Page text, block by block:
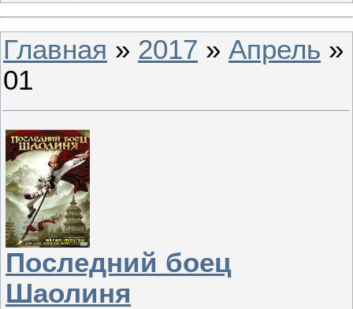
Главная » 2017 » Апрель »
01
Последний боец
Шаолиня